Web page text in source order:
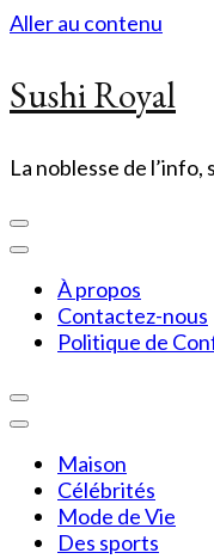
Aller au contenu
Sushi Royal
La noblesse de
À propos
Contactez-nous
Politique de
Maison
Célébrités
Mode de Vie
Des sports